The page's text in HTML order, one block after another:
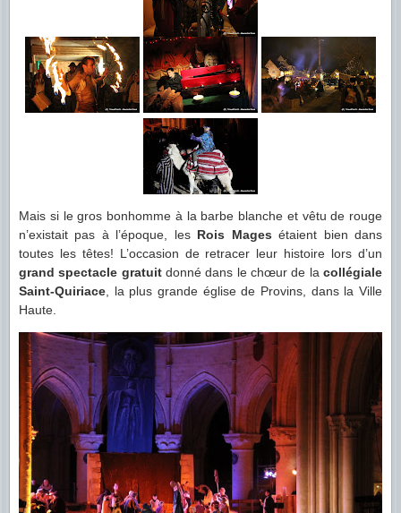
Mais si le gros bonhomme à la barbe blanche et vêtu de rouge
n’existait pas à l’époque, les Rois Mages étaient bien dans
toutes les têtes! L’occasion de retracer leur histoire lors d’un
grand spectacle gratuitdonné dans le chœur de lacollégiale
Saint-Quiriace , la plus grande église de Provins, dans la Ville
Haute.